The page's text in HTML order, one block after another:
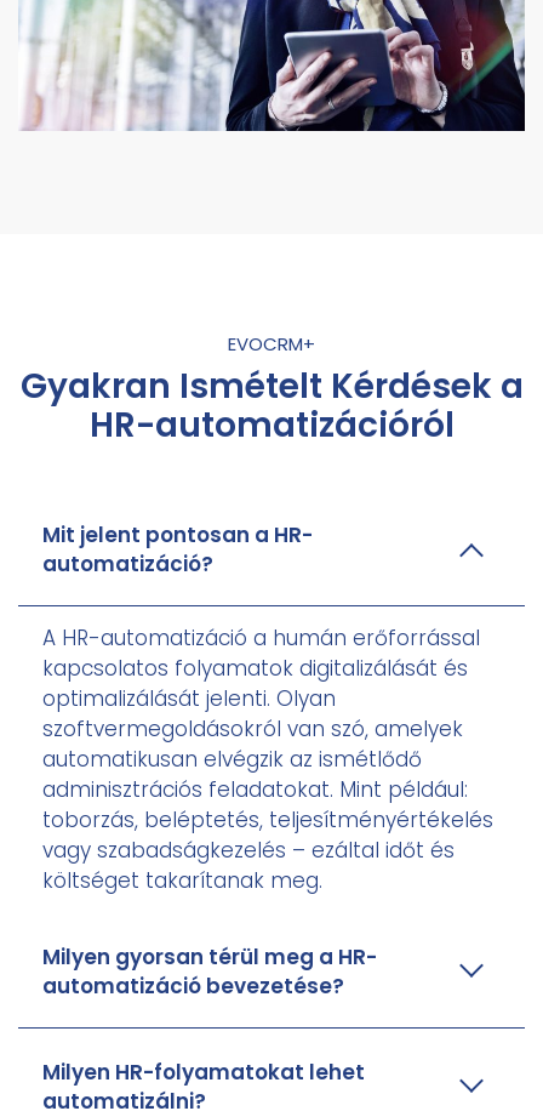
EVOCRM+
Gyakran Ismételt Kérdések a
HR-automatizációról
Mit jelent pontosan a HR-
automatizáció?
A HR-automatizáció a humán erőforrással
kapcsolatos folyamatok digitalizálását és
optimalizálását jelenti. Olyan
szoftvermegoldásokról van szó, amelyek
automatikusan elvégzik az ismétlődő
adminisztrációs feladatokat. Mint például:
toborzás, beléptetés, teljesítményértékelés
vagy szabadságkezelés – ezáltal időt és
költséget takarítanak meg.
Milyen gyorsan térül meg a HR-
automatizáció bevezetése?
Milyen HR-folyamatokat lehet
automatizálni?